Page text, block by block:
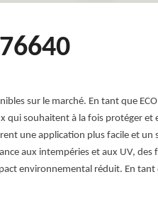
sur le marché. En tant que
qui souhaitent à la fois protéger et
une application plus facile et un
aux intempéries et aux UV, des
environnemental réduit. En tant